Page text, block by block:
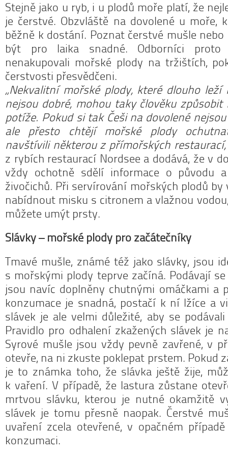
Stejně jako u ryb, i u plodů moře platí, že
je čerstvé. Obzvláště na dovolené u moře,
běžně k dostání. Poznat čerstvé mušle
být pro laika snadné. Odborníci
nenakupovali mořské plody na tržištích,
čerstvosti přesvědčeni.
„Nekvalitní mořské plody, které dlouho leží
nejsou dobré, mohou taky člověku
potíže. Pokud si tak Češi na dovolené
ale přesto chtějí mořské plody
navštívili některou z přímořských
z rybích restaurací Nordsee a dodává, že v
vždy ochotně sdělí informace o původu
živočichů. Při servírování mořských plodů by
nabídnout misku s citronem a vlažnou
můžete umýt prsty.
Slávky – mořské plody pro začátečníky
Tmavé mušle, známé též jako slávky, jsou
s mořskými plody teprve začíná. Podávají
jsou navíc doplněny chutnými omáčkami a
konzumace je snadná, postačí k ní lžíce a
slávek je ale velmi důležité, aby se
Pravidlo pro odhalení zkažených slávek je
Syrové mušle jsou vždy pevně zavřené, v
otevře, na ni zkuste poklepat prstem. Pokud
je to známka toho, že slávka ještě žije,
k vaření. V případě, že lastura zůstane
mrtvou slávku, kterou je nutné okamžitě
slávek je tomu přesně naopak. Čerstvé
uvaření zcela otevřené, v opačném
konzumaci.